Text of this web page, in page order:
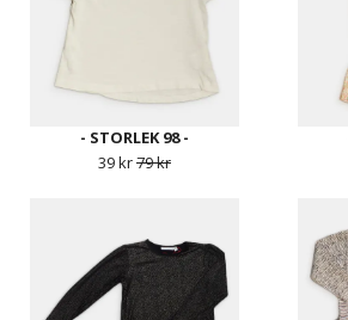
- STORLEK 98 -
39 kr79 kr